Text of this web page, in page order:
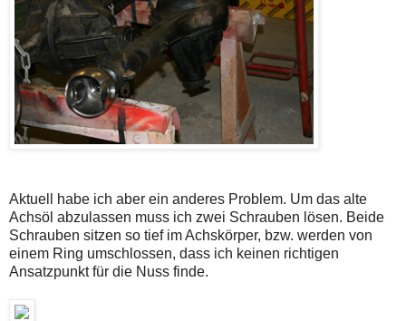
Aktuell habe ich aber ein anderes Problem. Um das alte
Achsöl abzulassen muss ich zwei Schrauben lösen. Beide
Schrauben sitzen so tief im Achskörper, bzw. werden von
einem Ring umschlossen, dass ich keinen richtigen
Ansatzpunkt für die Nuss finde.